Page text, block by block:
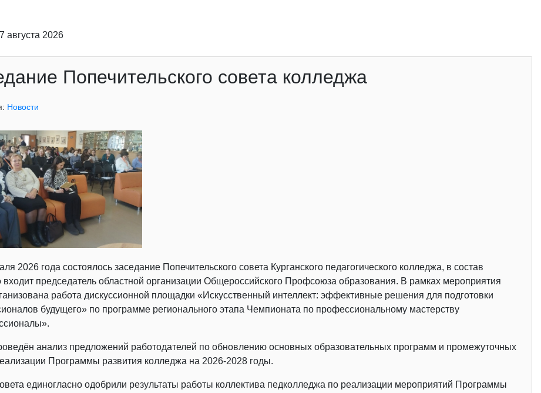
августа 2026
Попечительского совета колледжа
Новости
2026 года состоялось заседание Попечительского совета Курганского педагогического колледжа, в состав
входит председатель областной организации Общероссийского Профсоюза образования. В рамках мероприятия
работа дискуссионной площадки «Искусственный интеллект: эффективные решения для подготовки
будущего» по программе регионального этапа Чемпионата по профессиональному мастерству
анализ предложений работодателей по обновлению основных образовательных программ и промежуточных
Программы развития колледжа на 2026-2028 годы.
единогласно одобрили результаты работы коллектива педколледжа по реализации мероприятий Программы